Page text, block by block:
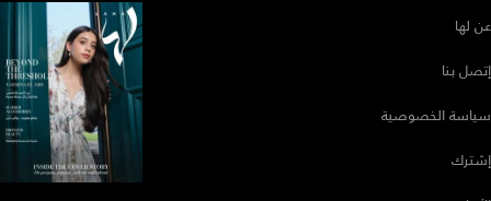
عن لها
إتصل بنا
سياسة الخصوصية
إشترك